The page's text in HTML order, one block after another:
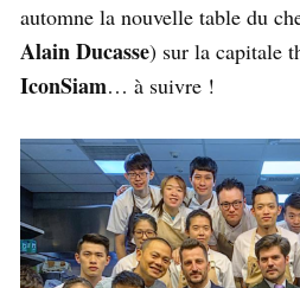
automne la nouvelle table du
Alain Ducasse) sur la capitale
IconSiam… à suivre !